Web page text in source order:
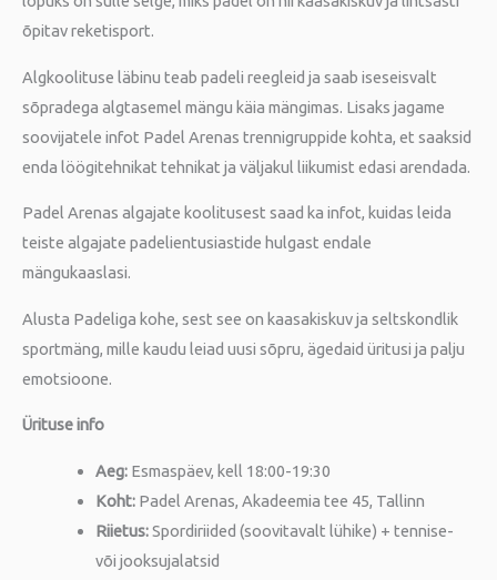
õpitav reketisport.
Algkoolituse läbinu teab padeli reegleid ja saab iseseisvalt
sõpradega algtasemel mängu käia mängimas. Lisaks jagame
soovijatele infot Padel Arenas trennigruppide kohta, et saaksid
enda löögitehnikat tehnikat ja väljakul liikumist edasi arendada.
Padel Arenas algajate koolitusest saad ka infot, kuidas leida
teiste algajate padelientusiastide hulgast endale
mängukaaslasi.
Alusta Padeliga kohe, sest see on kaasakiskuv ja seltskondlik
sportmäng, mille kaudu leiad uusi sõpru, ägedaid üritusi ja palju
emotsioone.
Ürituse info
Aeg:Esmaspäev, kell 18:00-19:30
Koht:Padel Arenas, Akadeemia tee 45, Tallinn
Riietus:Spordiriided (soovitavalt lühike) + tennise-
või jooksujalatsid